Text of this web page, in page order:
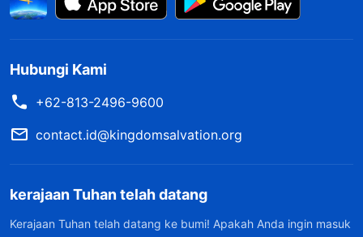
Hubungi Kami
+62-813-2496-9600
contact.id@kingdomsalvation.org
kerajaan Tuhan telah datang
Kerajaan Tuhan telah datang ke bumi! Apakah Anda ingin masuk